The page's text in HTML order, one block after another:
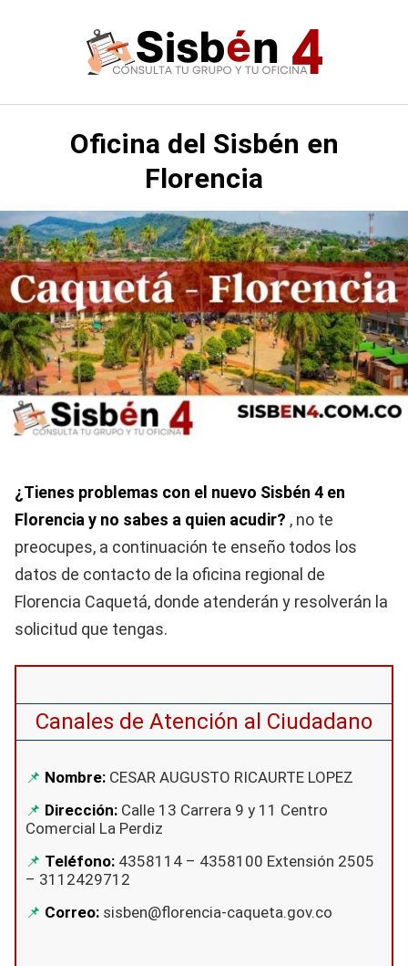
Oficina del Sisbén en
Florencia
¿Tienes problemas con el nuevo Sisbén 4 en
Florencia y no sabes a quien acudir? , no te
preocupes, a continuación te enseño todos los
datos de contacto de la oficina regional de
Florencia Caquetá, donde atenderán y resolverán la
solicitud que tengas.
Canales de Atención al Ciudadano
Nombre: CESAR AUGUSTO RICAURTE LOPEZ
Dirección: Calle 13 Carrera 9 y 11 Centro
Comercial La Perdiz
Teléfono: 4358114 – 4358100 Extensión 2505
– 3112429712
Correo: sisben@florencia-caqueta.gov.co